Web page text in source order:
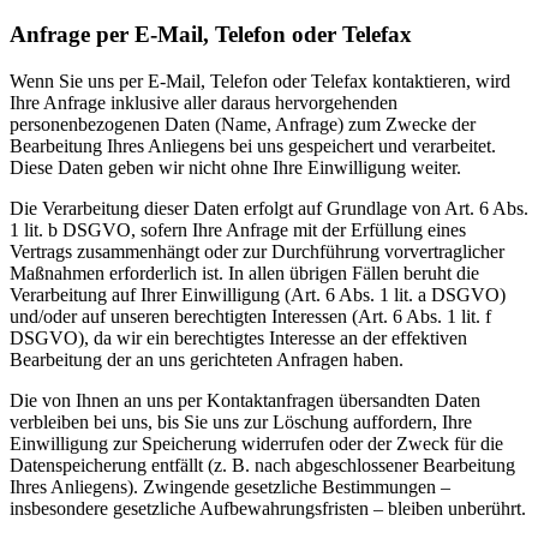
Anfrage per E-Mail, Telefon oder Telefax
Wenn Sie uns per E-Mail, Telefon oder Telefax kontaktieren, wird
Ihre Anfrage inklusive aller daraus hervorgehenden
personenbezogenen Daten (Name, Anfrage) zum Zwecke der
Bearbeitung Ihres Anliegens bei uns gespeichert und verarbeitet.
Diese Daten geben wir nicht ohne Ihre Einwilligung weiter.
Die Verarbeitung dieser Daten erfolgt auf Grundlage von Art. 6 Abs.
1 lit. b DSGVO, sofern Ihre Anfrage mit der Erfüllung eines
Vertrags zusammenhängt oder zur Durchführung vorvertraglicher
Maßnahmen erforderlich ist. In allen übrigen Fällen beruht die
Verarbeitung auf Ihrer Einwilligung (Art. 6 Abs. 1 lit. a DSGVO)
und/oder auf unseren berechtigten Interessen (Art. 6 Abs. 1 lit. f
DSGVO), da wir ein berechtigtes Interesse an der effektiven
Bearbeitung der an uns gerichteten Anfragen haben.
Die von Ihnen an uns per Kontaktanfragen übersandten Daten
verbleiben bei uns, bis Sie uns zur Löschung auffordern, Ihre
Einwilligung zur Speicherung widerrufen oder der Zweck für die
Datenspeicherung entfällt (z. B. nach abgeschlossener Bearbeitung
Ihres Anliegens). Zwingende gesetzliche Bestimmungen –
insbesondere gesetzliche Aufbewahrungsfristen – bleiben unberührt.